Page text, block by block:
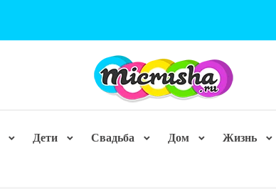
Дети Свадьба Дом Жизнь